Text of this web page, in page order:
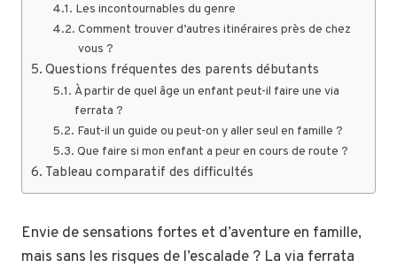
Les incontournables du genre
Comment trouver d’autres itinéraires près de chez
vous ?
Questions fréquentes des parents débutants
À partir de quel âge un enfant peut-il faire une via
ferrata ?
Faut-il un guide ou peut-on y aller seul en famille ?
Que faire si mon enfant a peur en cours de route ?
Tableau comparatif des difficultés
Envie de sensations fortes et d’aventure en famille,
mais sans les risques de l’escalade ? La via ferrata